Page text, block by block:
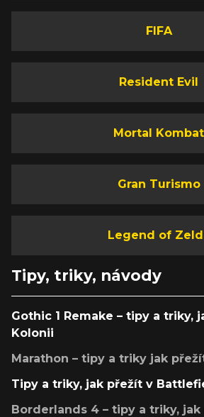
FIFA
Resident Evil
Mortal Kombat
Gran Turismo
Legend of
Tipy, triky, návody
Gothic 1 Remake – tipy a triky,
Kolonii
Marathon – tipy a triky jak
Tipy a triky, jak přežít v
Borderlands 4 – tipy a triky,